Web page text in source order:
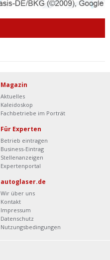
Magazin
Aktuelles
Kaleidoskop
Fachbetriebe im Porträt
Für Experten
Betrieb eintragen
Business-Eintrag
Stellenanzeigen
Expertenportal
autoglaser.de
Wir über uns
Kontakt
Impressum
Datenschutz
Nutzungsbedingungen